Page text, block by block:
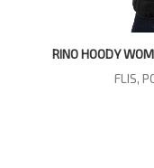
RINO HOODY
FLIS,